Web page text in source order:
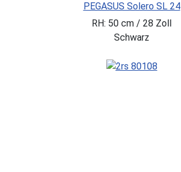
PEGASUS Solero SL 24
RH: 50 cm / 28 Zoll
Schwarz